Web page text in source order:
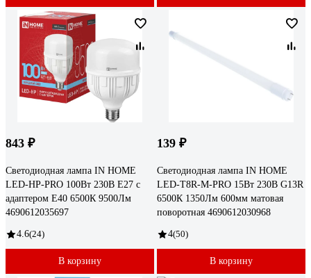
843 ₽
Светодиодная лампа IN HOME
LED-HP-PRO 100Вт 230В E27 с
адаптером Е40 6500К 9500Лм
4690612035697
4.6(24)
В корзину
139 ₽
Светодиодная лампа IN HOME
LED-T8R-М-PRO 15Вт 230В G13R
6500К 1350Лм 600мм матовая
поворотная 4690612030968
4(50)
В корзину